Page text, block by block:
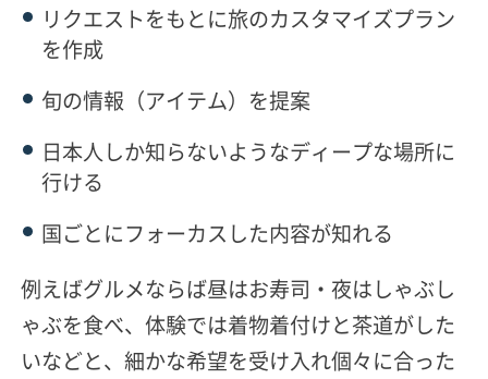
リクエストをもとに旅のカスタマイズプラン
を作成
旬の情報（アイテム）を提案
日本人しか知らないようなディープな場所に
行ける
国ごとにフォーカスした内容が知れる
例えばグルメならば昼はお寿司・夜はしゃぶし
ゃぶを食べ、体験では着物着付けと茶道がした
いなどと、細かな希望を受け入れ個々に合った